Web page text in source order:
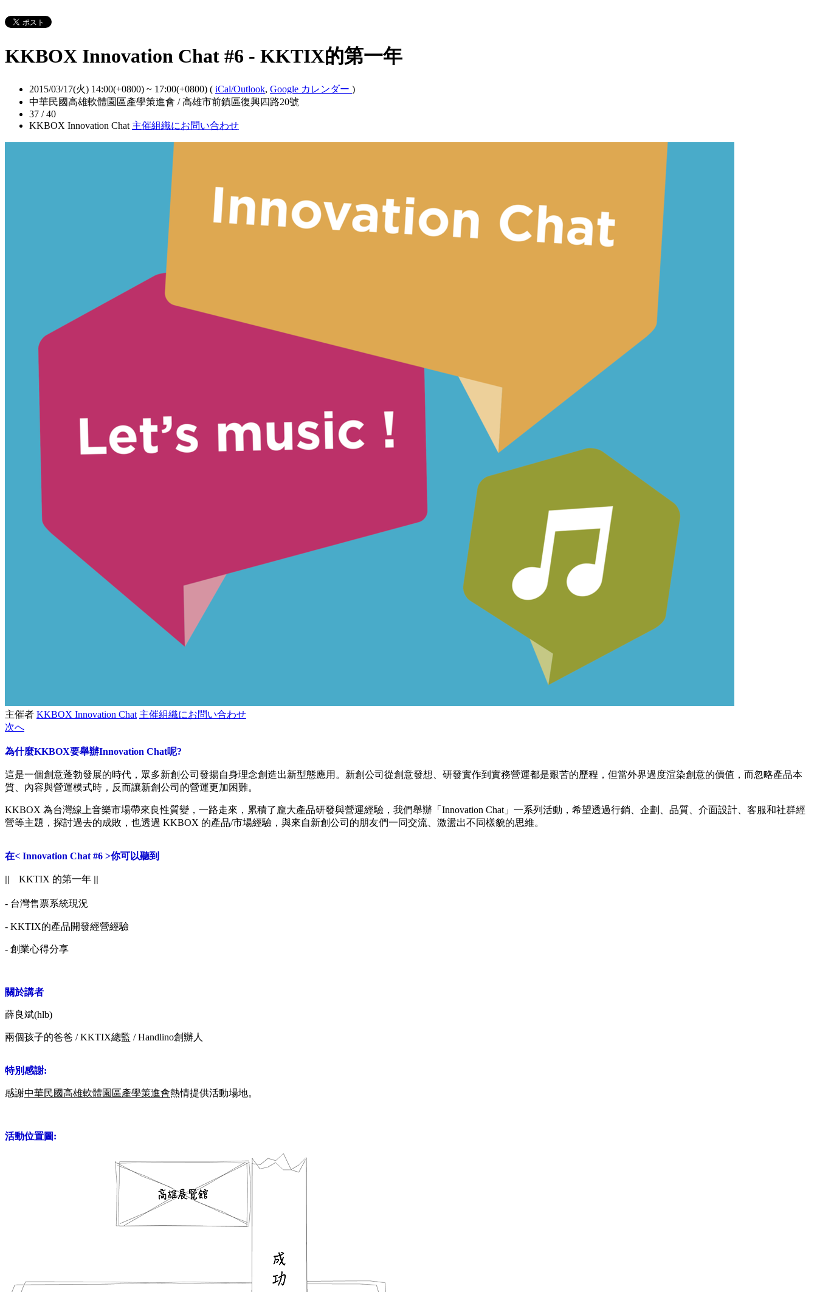
KKBOX Innovation Chat #6 - KKTIX的第一年
2015/03/17(火) 14:00(+0800) ~ 17:00(+0800) ( iCal/Outlook, Google カレンダー )
中華民國高雄軟體園區產學策進會 / 高雄市前鎮區復興四路20號
37 / 40
KKBOX Innovation Chat 主催組織にお問い合わせ
主催者 KKBOX Innovation Chat 主催組織にお問い合わせ
次へ
為什麼KKBOX要舉辦Innovation Chat呢?
這是一個創意蓬勃發展的時代，眾多新創公司發揚自身理念創造出新型態應用。新創公司從創意發想、研發實作到實務營運都是艱苦的歷程，但當外界過度渲染創意的價值，而忽略產品本
質、內容與營運模式時，反而讓新創公司的營運更加困難。
KKBOX 為台灣線上音樂市場帶來良性質變，一路走來，累積了龐大產品研發與營運經驗，我們舉辦「Innovation Chat」一系列活動，希望透過行銷、企劃、品質、介面設計、客服和社群經
營等主題，探討過去的成敗，也透過 KKBOX 的產品/市場經驗，與來自新創公司的朋友們一同交流、激盪出不同樣貌的思維。
在< Innovation Chat #6 >你可以聽到
|| KKTIX 的第一年 ||
- 台灣售票系統現況
- KKTIX的產品開發經營經驗
- 創業心得分享
關於講者
薛良斌(hlb)
兩個孩子的爸爸 / KKTIX總監 / Handlino創辦人
特別感謝:
感謝中華民國高雄軟體園區產學策進會熱情提供活動場地。
活動位置圖: